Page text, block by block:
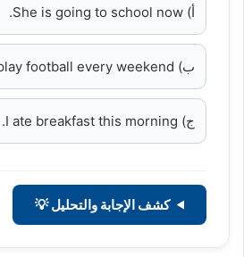
أ) She is going to school now.
ب) They play football every weekend.
ج) I ate breakfast this morning.
كشف الإجابة والتحليل 💡